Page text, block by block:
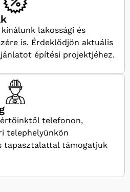
lakossági és
is. Érdeklődjön aktuális
építési projektjéhez.
telefonon,
telephelyünkön
tapasztalattal támogatjuk